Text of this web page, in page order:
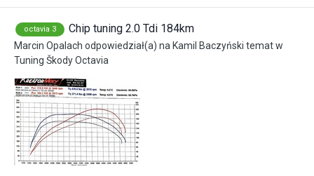
octavia 3 Chip tuning 2.0 Tdi 184km
Marcin Opalach odpowiedział(a) na Kamil Baczyński temat w
Tuning Škody Octavia